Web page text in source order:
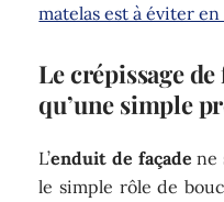
matelas est à éviter en
Le crépissage
qu’une simple
L’enduit de façade ne
le simple rôle de